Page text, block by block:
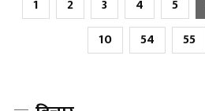
1 2 3 4 5
10
54 55